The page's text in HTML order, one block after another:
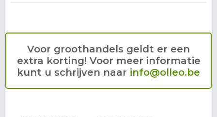
Voor groothandels geldt er een
extra korting! Voor meer informatie
kunt u schrijven naar info@olleo.be